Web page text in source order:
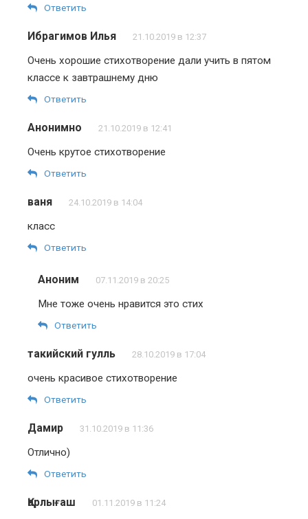
Ответить
Ибрагимов Илья 21.10.2019 в 12:37
Очень хорошие стихотворение дали учить в пятом
классе к завтрашнему дню
Ответить
Анонимно 21.10.2019 в 12:41
Очень крутое стихотворение
Ответить
ваня 24.10.2019 в 14:04
класс
Ответить
Аноним 07.11.2019 в 20:25
Мне тоже очень нравится это стих
Ответить
такийский гулль 28.10.2019 в 17:04
очень красивое стихотворение
Ответить
Дамир 31.10.2019 в 11:36
Отлично)
Ответить
Қарлығаш 01.11.2019 в 11:24